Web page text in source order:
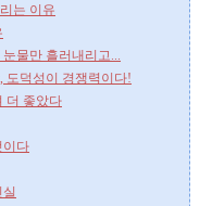
는 이유
물만 흘러내리고...
도덕성이 경쟁력이다!
더 좋았다
이다